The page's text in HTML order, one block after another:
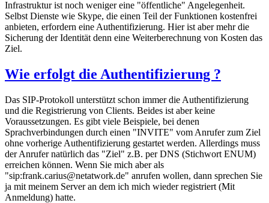
Infrastruktur ist noch weniger eine "öffentliche" Angelegenheit.
Selbst Dienste wie Skype, die einen Teil der Funktionen kostenfrei
anbieten, erfordern eine Authentifizierung. Hier ist aber mehr die
Sicherung der Identität denn eine Weiterberechnung von Kosten das
Ziel.
Wie erfolgt die Authentifizierung ?
Das SIP-Protokoll unterstützt schon immer die Authentifizierung
und die Registrierung von Clients. Beides ist aber keine
Voraussetzungen. Es gibt viele Beispiele, bei denen
Sprachverbindungen durch einen "INVITE" vom Anrufer zum Ziel
ohne vorherige Authentifizierung gestartet werden. Allerdings muss
der Anrufer natürlich das "Ziel" z.B. per DNS (Stichwort ENUM)
erreichen können. Wenn Sie mich aber als
"sip:frank.carius@netatwork.de" anrufen wollen, dann sprechen Sie
ja mit meinem Server an dem ich mich wieder registriert (Mit
Anmeldung) hatte.